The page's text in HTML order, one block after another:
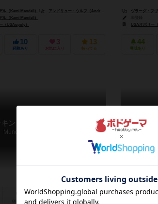
ル（Kami Mandell）
アンドリュー・ウルフ（Andrew Wolf）
ル（Kami Mandell）
（USAopoly）
10
経験あり
3
お気に入り
13
持ってる
ヴラーダ・フ
USAオポリー
44
興味あり
ン・アドベンチャータイム
Munchkin Adventure Time
60～90分 10歳～ 0件
リス